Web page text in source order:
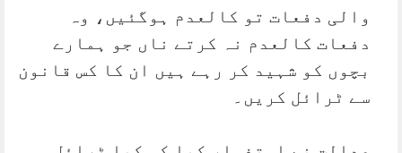
والی دفعات تو کالعدم ہوگئیں، وہ
دفعات کالعدم نہ کرتے ناں جو ہمارے
بچوں کو شہید کر رہے ہیں ان کا کس قانون
سے ٹرائل کریں۔